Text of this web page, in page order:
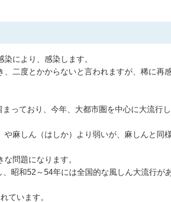
により、感染します。
二度とかからないと言われますが、稀に再
っており、今年、大都市圏を中心に大流行し
麻しん（はしか）より弱いが、麻しんと同
問題になります。
昭和52～54年には全国的な風しん大流行が
ています。